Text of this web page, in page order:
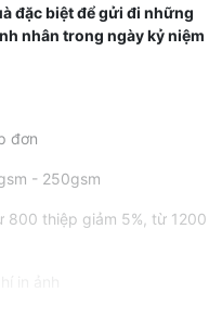
đặc biệt để gửi đi những
nhân trong ngày kỷ niệm
đơn
- 250gsm
800 thiệp giảm 5%, từ 1200